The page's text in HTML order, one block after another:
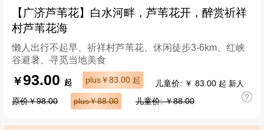
【广济芦苇花】白水河畔，芦苇花开，醉赏祈祥
村芦苇花海
懒人出行不起早、祈祥村芦苇花、休闲徒步3-6km、红峡
谷避暑、寻觅当地美食
￥93.00起 plus￥83.00 起 儿童价: ￥ 83.00 起 新人
原价￥98.00 plus￥88.00 儿童价: ￥88.00